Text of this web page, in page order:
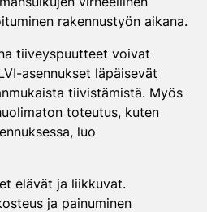
rakennustyön aikana.
tiiveyspuutteet voivat
asennukset läpäisevät
tiivistämistä. Myös
toteutus, kuten
luo
elävät ja liikkuvat.
ja painuminen